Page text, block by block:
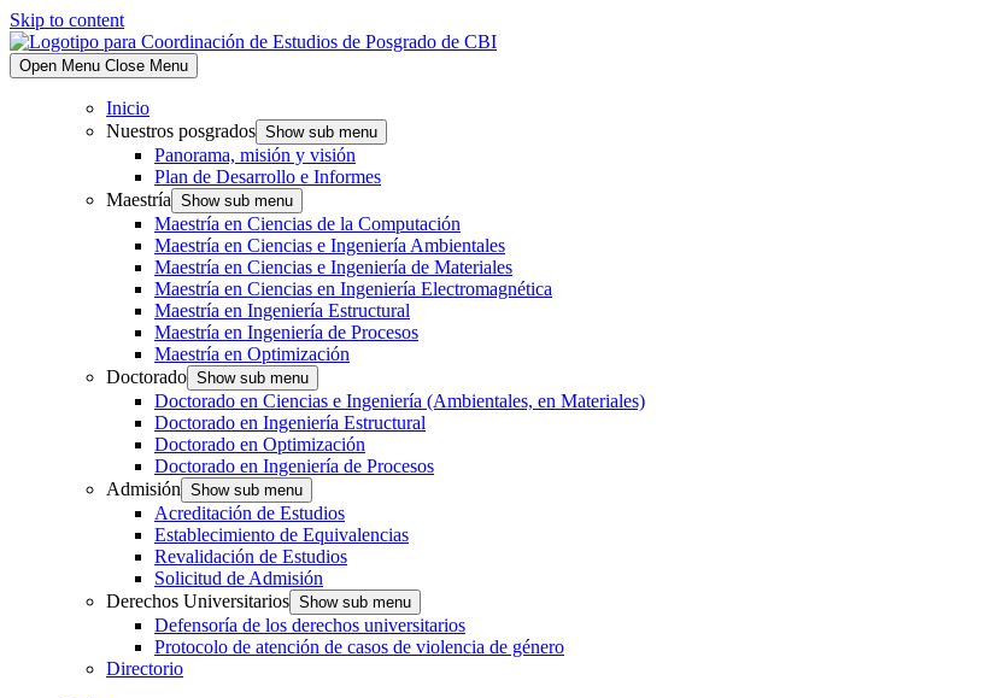
Skip to content
Open Menu Close Menu
Inicio
Nuestros posgrados Show sub menu
Panorama, misión y visión
Plan de Desarrollo e Informes
Maestría Show sub menu
Maestría en Ciencias de la Computación
Maestría en Ciencias e Ingeniería Ambientales
Maestría en Ciencias e Ingeniería de Materiales
Maestría en Ciencias en Ingeniería Electromagnética
Maestría en Ingeniería Estructural
Maestría en Ingeniería de Procesos
Maestría en Optimización
Doctorado Show sub menu
Doctorado en Ciencias e Ingeniería (Ambientales, en Materiales)
Doctorado en Ingeniería Estructural
Doctorado en Optimización
Doctorado en Ingeniería de Procesos
Admisión Show sub menu
Acreditación de Estudios
Establecimiento de Equivalencias
Revalidación de Estudios
Solicitud de Admisión
Derechos Universitarios Show sub menu
Defensoría de los derechos universitarios
Protocolo de atención de casos de violencia de género
Directorio